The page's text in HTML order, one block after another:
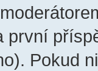
první
Pokud